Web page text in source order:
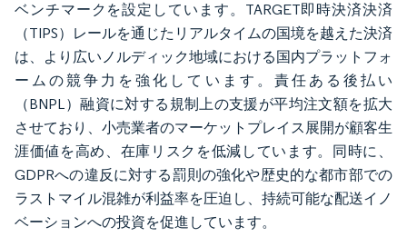
ベンチマークを設定しています。TARGET即時決済決済
（TIPS）レールを通じたリアルタイムの国境を越えた決済
は、より広いノルディック地域における国内プラットフォ
ームの競争力を強化しています。責任ある後払い
（BNPL）融資に対する規制上の支援が平均注文額を拡大
させており、小売業者のマーケットプレイス展開が顧客生
涯価値を高め、在庫リスクを低減しています。同時に、
GDPRへの違反に対する罰則の強化や歴史的な都市部での
ラストマイル混雑が利益率を圧迫し、持続可能な配送イノ
ベーションへの投資を促進しています。